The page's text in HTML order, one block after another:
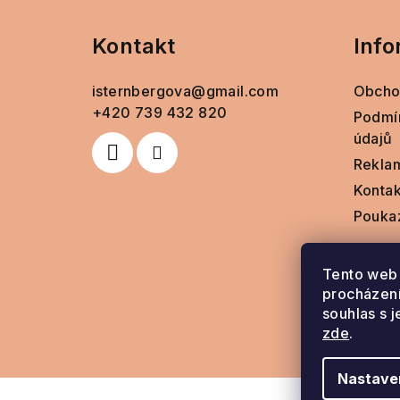
Tento
souhlas s
zde.
Kontakt
isternbergova@gmail.com
+420 739 432 820
údajů